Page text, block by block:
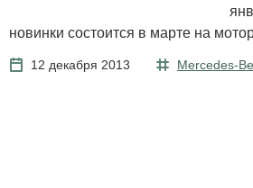
новинки состоится в марте на
12 декабря 2013 Mercedes-